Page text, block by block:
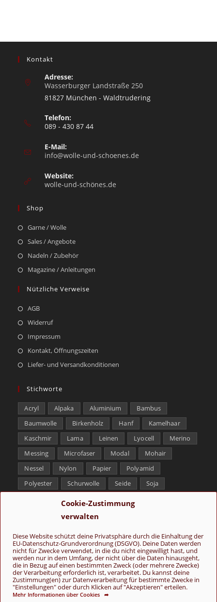
Cookie-Zustimmung
verwalten
Diese Website schützt deine Privatsphäre durch die Einhaltung der
EU-Datenschutz-Grundverordnung (DSGVO). Deine Daten werden
nicht für Zwecke verwendet, in die du nicht eingewilligt hast, und
werden nur in dem Umfang, der nicht über die Daten hinausgeht,
die in Bezug auf einen bestimmten Zweck (oder mehrere Zwecke)
der Verarbeitung erforderlich ist, verarbeitet. Du kannst deine
Zustimmung(en) zur Datenverarbeitung für bestimmte Zwecke in
"Einstellungen" oder durch Klicken auf "Akzeptieren" erteilen.
Mehr Informationen über Cookies ➦
Kontakt
Adresse:
Wasserburger Landstraße 250
81827 München - Waldtrudering
Telefon:
089 - 430 87 44
E-Mail:
info@wolle-und-schoenes.de
Website:
wolle-und-schönes.de
Shop
Garne / Wolle
Sales / Angebote
Nadeln / Zubehör
Magazine / Anleitungen
Nützliche Verweise
AGB
Widerruf
Impressum
Kontakt, Öffnungszeiten
Liefer- und Versandkonditionen
Stichworte
Acryl Alpaka Aluminium
Bambus
Baumwolle
Birkenholz Hanf
Kamelhaar
Kaschmir
Lama Leinen Lyocell
Merino
Messing
Microfaser Modal
Mohair
Nessel
Nylon Papier
Polyamid
Polyester
Schurwolle Seide
Soja
Tencel
Yak
Folge uns